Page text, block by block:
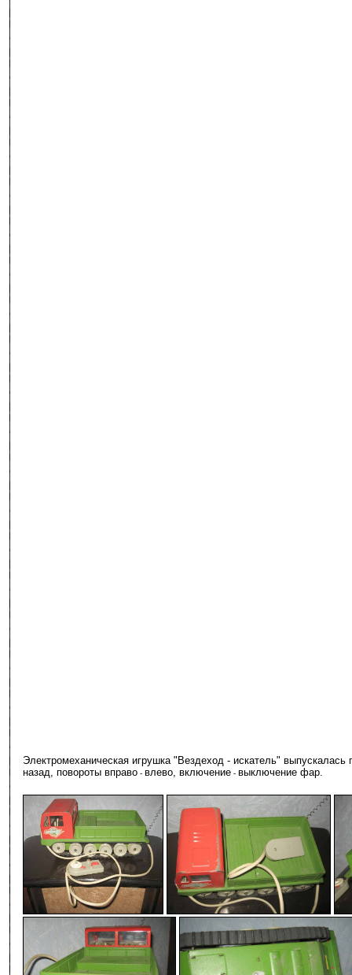
Электромеханическая игрушка "Вездеход - искатель"
назад, повороты вправо - влево, включение - выключение фар.